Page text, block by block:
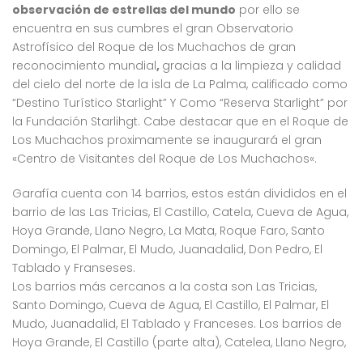
observación de estrellas del mundo por ello se
encuentra en sus cumbres el gran Observatorio
Astrofísico del Roque de los Muchachos de gran
reconocimiento mundial, gracias a la limpieza y calidad
del cielo del norte de la isla de La Palma, calificado como
“Destino Turístico Starlight” Y Como “Reserva Starlight” por
la Fundación Starlihgt. Cabe destacar que en el Roque de
Los Muchachos proximamente se inaugurará el gran
«Centro de Visitantes del Roque de Los Muchachos«.
Garafía cuenta con 14 barrios, estos están divididos en el
barrio de las Las Tricias, El Castillo, Catela, Cueva de Agua,
Hoya Grande, Llano Negro, La Mata, Roque Faro, Santo
Domingo, El Palmar, El Mudo, Juanadalid, Don Pedro, El
Tablado y Franseses.
Los barrios más cercanos a la costa son Las Tricias,
Santo Domingo, Cueva de Agua, El Castillo, El Palmar, El
Mudo, Juanadalid, El Tablado y Franceses. Los barrios de
Hoya Grande, El Castillo (parte alta), Catelea, Llano Negro,